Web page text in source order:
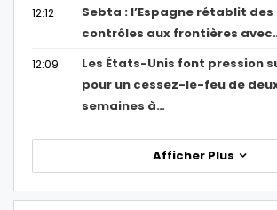
12:12
Sebta : l’Espagne rétablit des
contrôles aux frontières
12:09
Les États-Unis font pression
pour un cessez-le-feu de
semaines à…
Afficher Plus